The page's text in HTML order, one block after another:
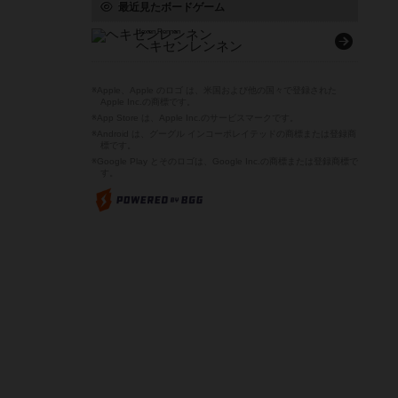
最近見たボードゲーム
Hexen Rennen
ヘキセンレンネン